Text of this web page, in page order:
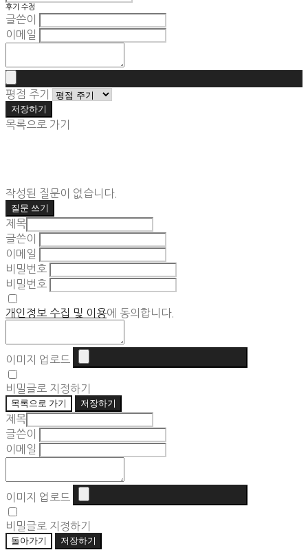
후기 수정
글쓴이
이메일
평점 주기
저장하기
목록으로 가기
작성된 질문이 없습니다.
질문 쓰기
제목
글쓴이
이메일
비밀번호
비밀번호
개인정보 수집 및 이용에 동의합니다.
이미지 업로드
비밀글로 지정하기
목록으로 가기 저장하기
제목
글쓴이
이메일
이미지 업로드
비밀글로 지정하기
돌아가기 저장하기